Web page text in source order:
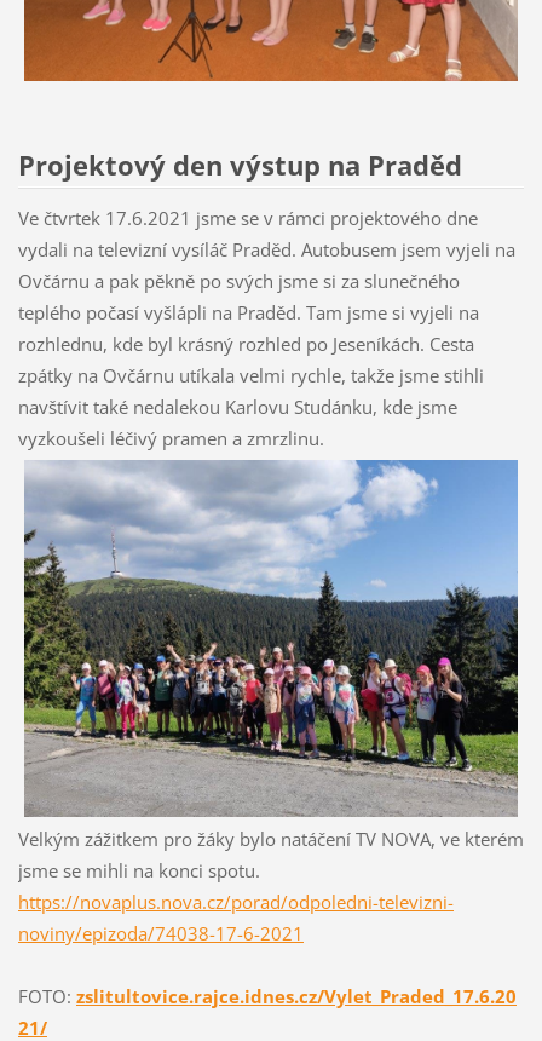
Projektový den výstup na Praděd
Ve čtvrtek 17.6.2021 jsme se v rámci projektového dne
vydali na televizní vysíláč Praděd. Autobusem jsem vyjeli na
Ovčárnu a pak pěkně po svých jsme si za slunečného
teplého počasí vyšlápli na Praděd. Tam jsme si vyjeli na
rozhlednu, kde byl krásný rozhled po Jeseníkách. Cesta
zpátky na Ovčárnu utíkala velmi rychle, takže jsme stihli
navštívit také nedalekou Karlovu Studánku, kde jsme
vyzkoušeli léčivý pramen a zmrzlinu.
Velkým zážitkem pro žáky bylo natáčení TV NOVA, ve kterém
jsme se mihli na konci spotu.
https://novaplus.nova.cz/porad/odpoledni-televizni-
noviny/epizoda/74038-17-6-2021
FOTO: zslitultovice.rajce.idnes.cz/Vylet_Praded_17.6.20
21/